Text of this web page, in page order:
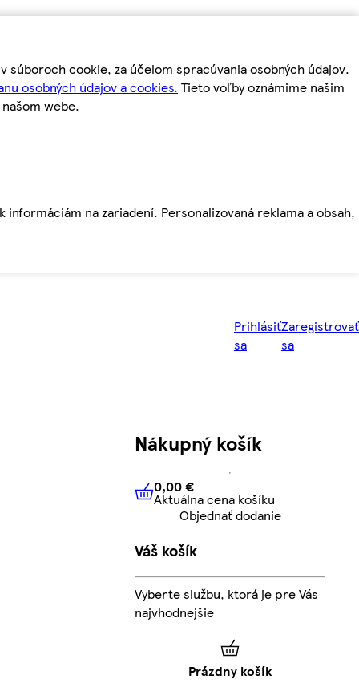
cookie, za účelom spracúvania osobných údajov.
osobných údajov a cookies. Tieto voľby oznámime našim
webe.
na zariadení. Personalizovaná reklama a obsah,
Prihlásiť
sa
Zaregistrovať
sa
Nákupný košík
0,00 € Aktuálna cena košíku
0,00 €
Aktuálna cena košíku
Objednať dodanie
Váš košík
Vyberte službu, ktorá je pre Vás
najvhodnejšie
Prázdny košík